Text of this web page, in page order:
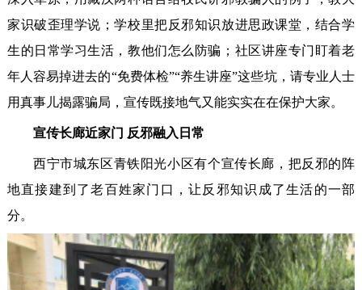
家识破歪理学说；学校里把反邪知识放进思政课堂，结合学
生的日常学习生活，教他们怎么防骗；社区讲座专门盯着老
年人容易掉进去的“免费体检”“养生讲座”这些坑，请专业人士
用真事儿揭露骗局，宣传既接地气又能实实在在保护大家。
宣传长廊近家门 反邪融入日常
西宁市城东区青铁阳光小区有个宣传长廊，把反邪的阵
地直接建到了老百姓家门口，让反邪知识成了生活的一部
分。